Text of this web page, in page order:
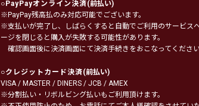
○PayPayオンライン決済(前払い)
※PayPay残高払のみ対応可能でございます。
※支払いが完了し、しばらくすると自動でご利用のサービス
ージを閉じると購入が失敗する可能性があります。
確認画面後に決済画面にて決済手続きをおこなってください
○クレジットカード決済(前払い)
VISA / MASTER / DINERS / JCB / AMEX
※分割払い・リボルビング払いもご利用頂けます。